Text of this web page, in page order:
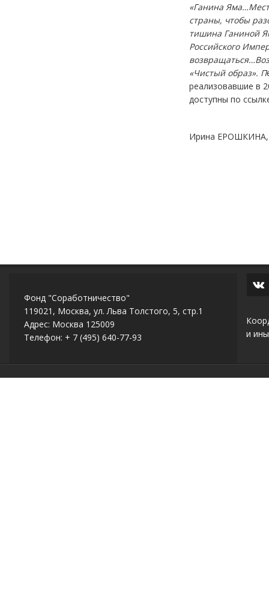
«Ганина
страны, чтобы
тишина Ганиной
Российского
«Чистый образ». П
реализовавшие в
доступны по
Ирина ЕРОШКИНА,
Фонд "Соработничество"
119021, Москва, ул. Льва Толстого, 5, стр.1
Адрес: Москва 125009
Телефон: + 7 (495) 640-77-93
и